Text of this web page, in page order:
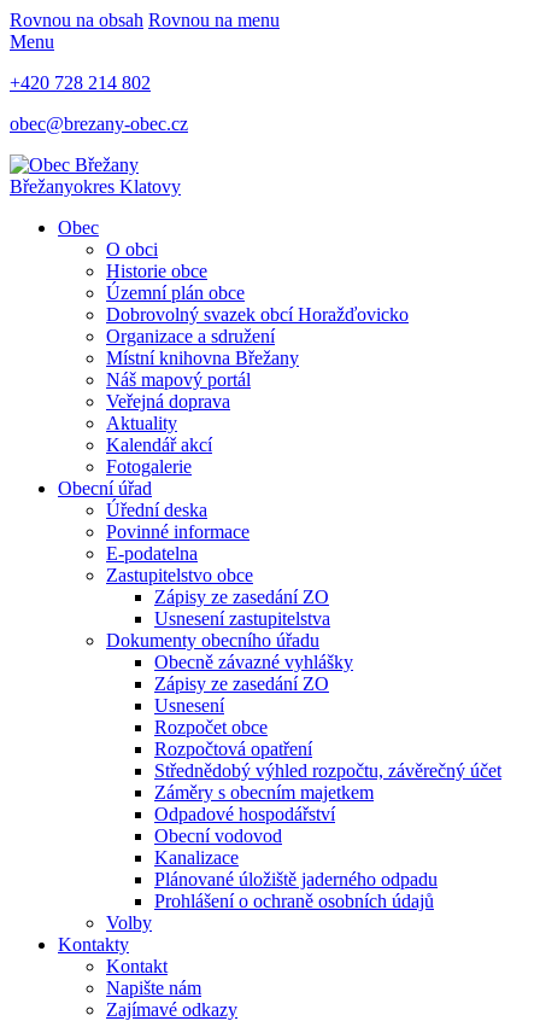
Rovnou na obsah Rovnou na menu
Menu
+420 728 214 802
obec@brezany-obec.cz
Břežanyokres Klatovy
Obec
O obci
Historie obce
Územní plán obce
Dobrovolný svazek obcí Horažďovicko
Organizace a sdružení
Místní knihovna Břežany
Náš mapový portál
Veřejná doprava
Aktuality
Kalendář akcí
Fotogalerie
Obecní úřad
Úřední deska
Povinné informace
E-podatelna
Zastupitelstvo obce
Zápisy ze zasedání ZO
Usnesení zastupitelstva
Dokumenty obecního úřadu
Obecně závazné vyhlášky
Zápisy ze zasedání ZO
Usnesení
Rozpočet obce
Rozpočtová opatření
Střednědobý výhled rozpočtu, závěrečný účet
Záměry s obecním majetkem
Odpadové hospodářství
Obecní vodovod
Kanalizace
Plánované úložiště jaderného odpadu
Prohlášení o ochraně osobních údajů
Volby
Kontakty
Kontakt
Napište nám
Zajímavé odkazy